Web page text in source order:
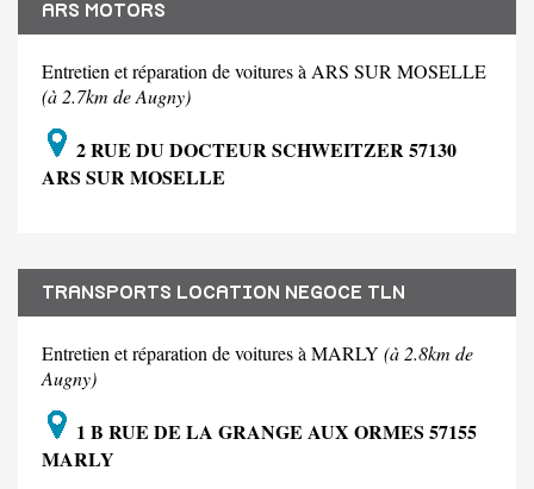
ARS MOTORS
Entretien et réparation de voitures à ARS SUR MOSELLE
(à 2.7km de Augny)
2 RUE DU DOCTEUR SCHWEITZER 57130
ARS SUR MOSELLE
TRANSPORTS LOCATION NEGOCE TLN
Entretien et réparation de voitures à MARLY (à 2.8km de
Augny)
1 B RUE DE LA GRANGE AUX ORMES 57155
MARLY